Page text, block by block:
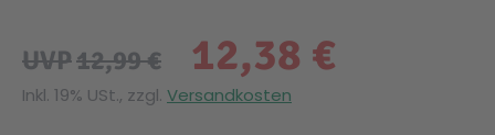
12,38 €
UVP12,99 €
Inkl. 19% USt., zzgl. Versandkosten